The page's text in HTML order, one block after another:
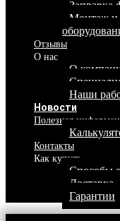
Заправка
Монтаж и
Отзывы
О нас
О
Наши
Новости
Полезная
Контакты
Как купить
Способы
Доставка
Гарантии